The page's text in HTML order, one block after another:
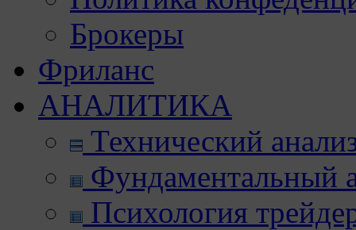
Брокеры
Фриланс
АНАЛИТИКА
Технический
Фундаментальный
Психология